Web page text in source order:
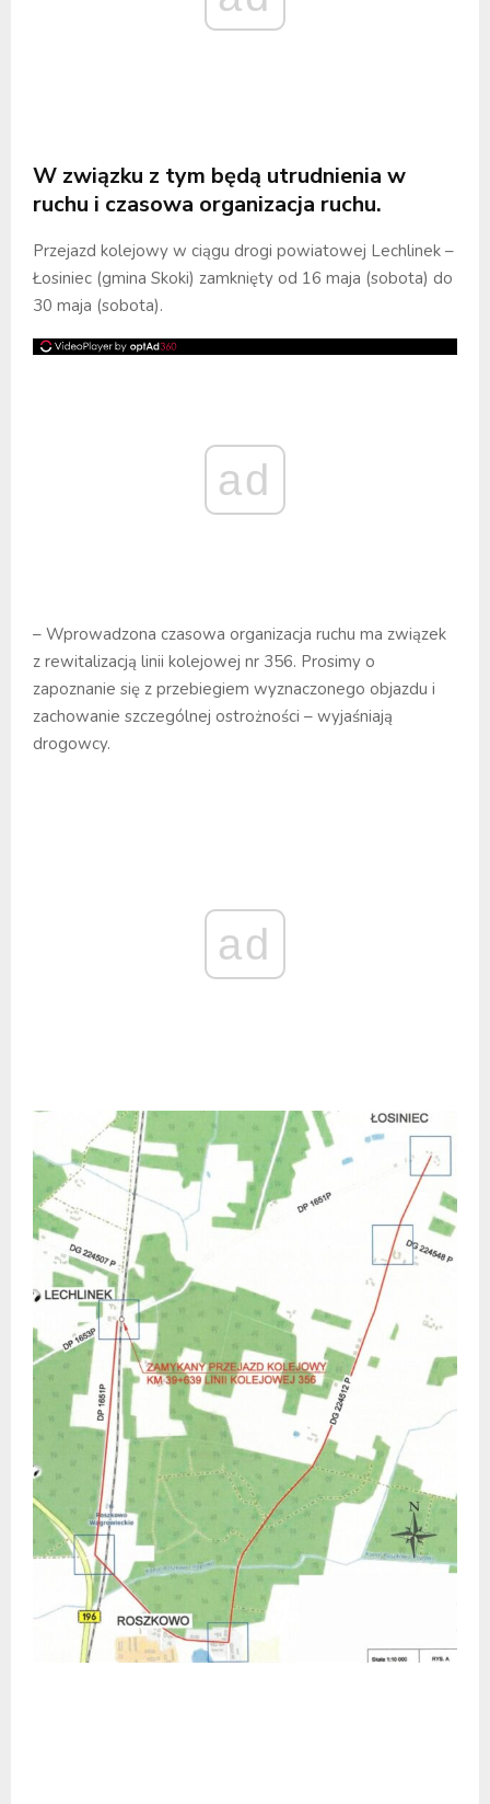
W związku z tym będą utrudnienia w
ruchu i czasowa organizacja ruchu.
Przejazd kolejowy w ciągu drogi powiatowej Lechlinek –
Łosiniec (gmina Skoki) zamknięty od 16 maja (sobota) do
30 maja (sobota).
ad
– Wprowadzona czasowa organizacja ruchu ma związek
z rewitalizacją linii kolejowej nr 356. Prosimy o
zapoznanie się z przebiegiem wyznaczonego objazdu i
zachowanie szczególnej ostrożności – wyjaśniają
drogowcy.
ad